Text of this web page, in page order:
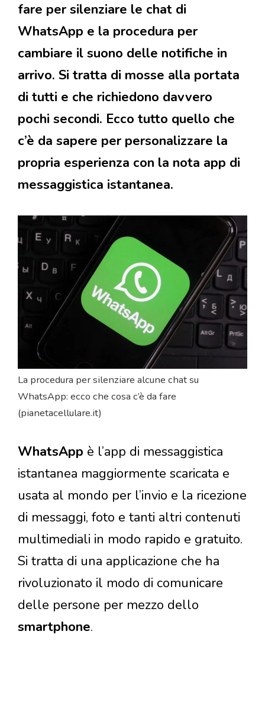
fare per silenziare le chat di
WhatsApp e la procedura per
cambiare il suono delle notifiche in
arrivo. Si tratta di mosse alla portata
di tutti e che richiedono davvero
pochi secondi. Ecco tutto quello che
c’è da sapere per personalizzare la
propria esperienza con la nota app di
messaggistica istantanea.
La procedura per silenziare alcune chat su
WhatsApp: ecco che cosa c’è da fare
(pianetacellulare.it)
WhatsApp è l’app di messaggistica
istantanea maggiormente scaricata e
usata al mondo per l’invio e la ricezione
di messaggi, foto e tanti altri contenuti
multimediali in modo rapido e gratuito.
Si tratta di una applicazione che ha
rivoluzionato il modo di comunicare
delle persone per mezzo dello
smartphone.